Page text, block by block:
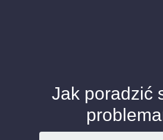
Jak poradzić